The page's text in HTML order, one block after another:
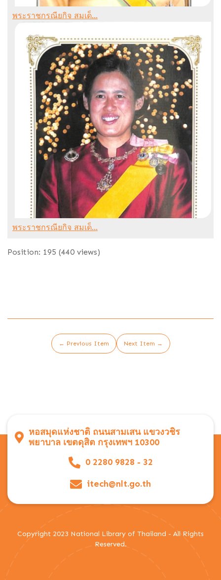
พระราชกรณียกิจ สมเด็...
พระราชกรณียกิจ สมเด็...
Position: 195 (440 views)
← Previous Item Next Item →
หอสมุดแห่งชาติ ถนนสามเสน แขวงวชิร
พยาบาล เขตดุสิต กรุงเทพฯ 10300
0 2280 9828 - 32
itech@nlt.go.th
Copyright 2023 National Library of Thailand - All Rights
Reserved.